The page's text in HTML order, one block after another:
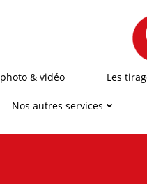
& vidéo Les
Nos autres services